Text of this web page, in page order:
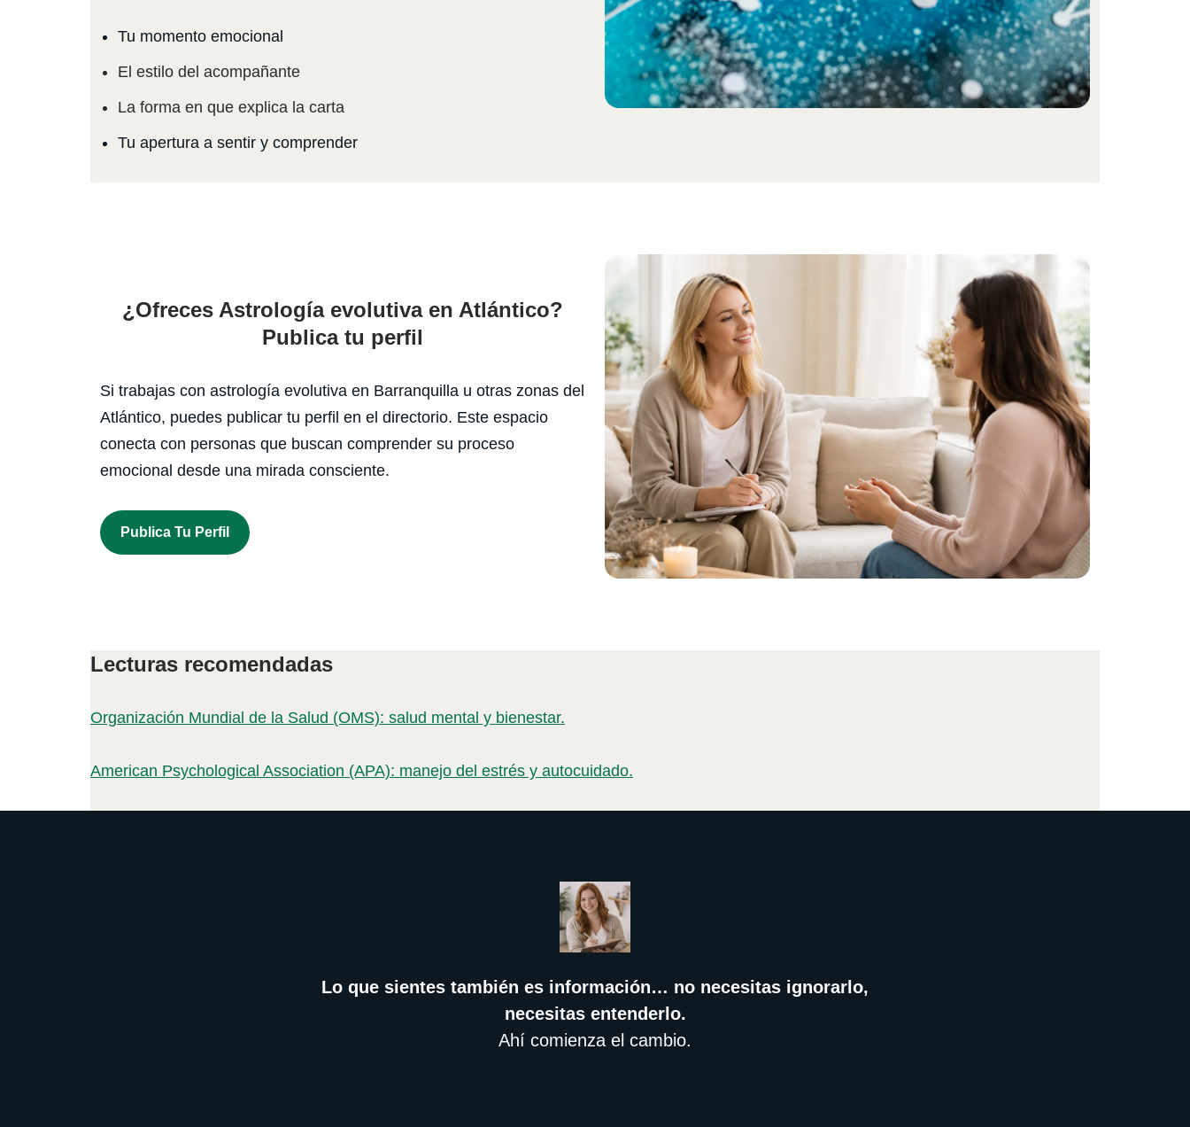
Tu momento emocional
El estilo del acompañante
La forma en que explica la carta
Tu apertura a sentir y comprender
¿Ofreces Astrología evolutiva en Atlántico?
Publica tu perfil
Si trabajas con astrología evolutiva en Barranquilla u otras zonas del
Atlántico, puedes publicar tu perfil en el directorio. Este espacio
conecta con personas que buscan comprender su proceso
emocional desde una mirada consciente.
Publica Tu Perfil
Lecturas recomendadas
Organización Mundial de la Salud (OMS): salud mental y bienestar.
American Psychological Association (APA): manejo del estrés y autocuidado.
Lo que sientes también es información… no necesitas ignorarlo,
necesitas entenderlo.
Ahí comienza el cambio.